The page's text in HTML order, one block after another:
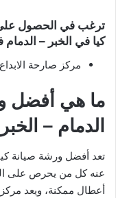
ترغب في الحصول
كيا في الخبر –
مركز صارحة
ما هي أفضل
الدمام –
تعد أفضل ورشة صيانة
عنه كل من يحرص على
أعطال ممكنة، ويعد